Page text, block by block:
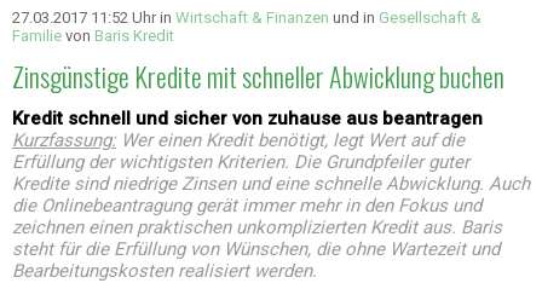
27.03.2017 11:52 Uhr in Wirtschaft & Finanzen und in Gesellschaft &
Familie von Baris Kredit
Zinsgünstige Kredite mit schneller Abwicklung buchen
Kredit schnell und sicher von zuhause aus beantragen
Kurzfassung:Wer einen Kredit benötigt, legt Wert auf die
Erfüllung der wichtigsten Kriterien. Die Grundpfeiler guter
Kredite sind niedrige Zinsen und eine schnelle Abwicklung. Auch
die Onlinebeantragung gerät immer mehr in den Fokus und
zeichnen einen praktischen unkomplizierten Kredit aus. Baris
steht für die Erfüllung von Wünschen, die ohne Wartezeit und
Bearbeitungskosten realisiert werden.